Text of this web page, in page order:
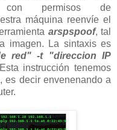
permisos de
máquina reenvíe el
arspspoof, tal
imagen. La sintaxis es
red"-t "direccion IP
instrucción tenemos
es decir envenenando a